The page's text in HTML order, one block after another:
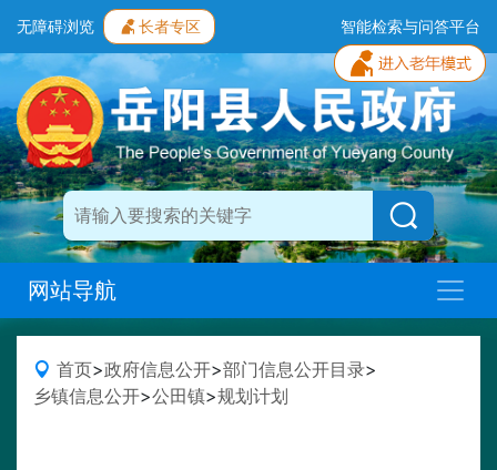
无障碍浏览 长者专区 智能检索与问答平台
网站导航
首页>政府信息公开>部门信息公开目录>
乡镇信息公开>公田镇>规划计划